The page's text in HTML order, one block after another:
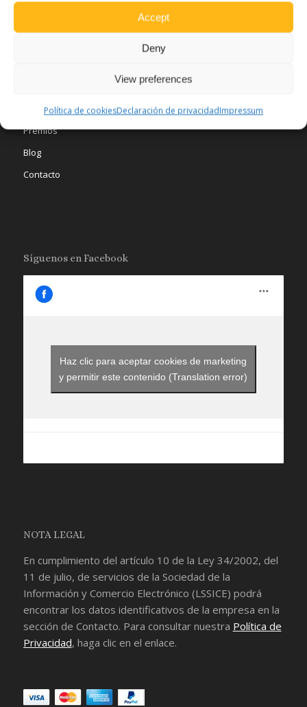
Accept
Deny
View preferences
Política de cookiesDeclaración de privacidadImpressum
Aceite de Oliva a Granel
Tienda
Premios
Blog
Contacto
Síguenos en Facebook
Haz clic para aceptar cookies de marketing
y permitir este contenido (Translation error)
NOTA LEGAL
En cumplimiento del artículo 10 de la Ley 34/2002, del
11 de julio, de servicios de la Sociedad de la
Información y Comercio Electrónico (LSSICE) podrá
encontrar los datos identificativos de la empresa en la
sección de Contacto. Para consultar nuestra Política de
Privacidad, haga clic en el enlace.